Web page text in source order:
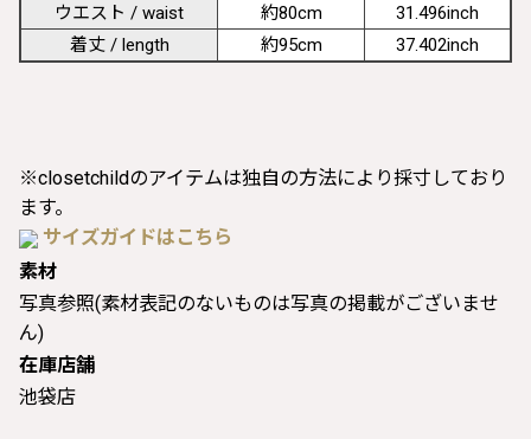
ウエスト / waist
約80cm
31.496inch
着丈 / length
約95cm 37.402inch
※closetchildのアイテムは独自の方法により採寸しており
ます。
サイズガイドはこちら
素材
写真参照(素材表記のないものは写真の掲載がございませ
ん)
在庫店舗
池袋店